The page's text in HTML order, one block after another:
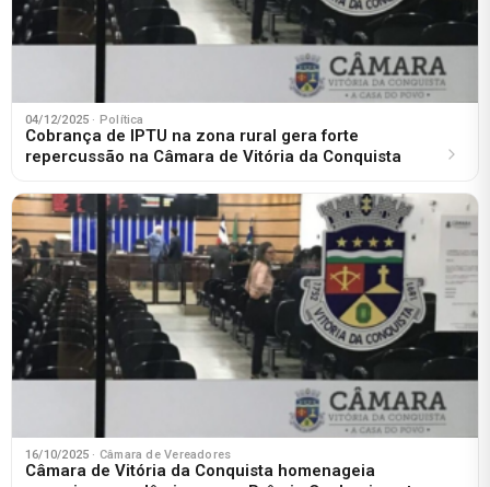
04/12/2025 · Política
Cobrança de IPTU na zona rural gera forte
repercussão na Câmara de Vitória da Conquista
16/10/2025 · Câmara de Vereadores
Câmara de Vitória da Conquista homenageia